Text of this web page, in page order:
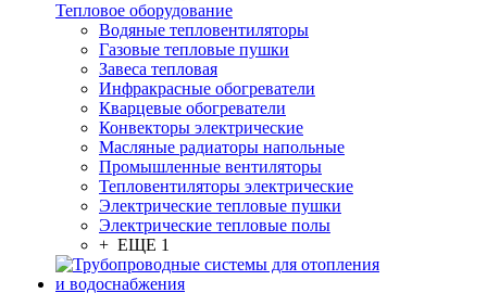
Тепловое оборудование
Водяные тепловентиляторы
Газовые тепловые пушки
Завеса тепловая
Инфракрасные обогреватели
Кварцевые обогреватели
Конвекторы электрические
Масляные радиаторы напольные
Промышленные вентиляторы
Тепловентиляторы электрические
Электрические тепловые пушки
Электрические тепловые полы
+ ЕЩЕ 1